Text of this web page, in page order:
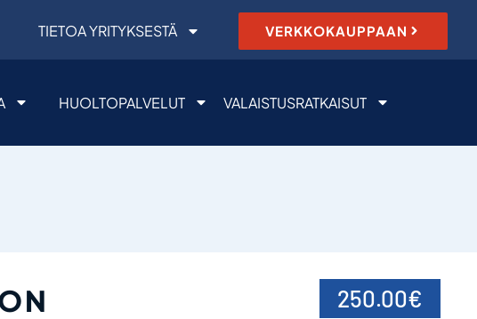
TIETOA YRITYKSESTÄ VERKKOKAUPPAAN
HUOLTOPALVELUT VALAISTUSRATKAISUT
250.00€